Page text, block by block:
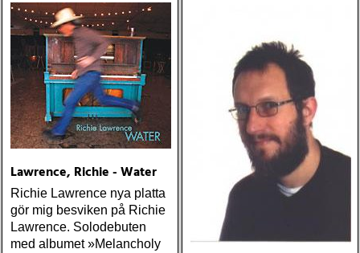
Lawrence, Richie - Water
Richie Lawrence nya platta
gör mig besviken på Richie
Lawrence. Solodebuten
med albumet »Melancholy